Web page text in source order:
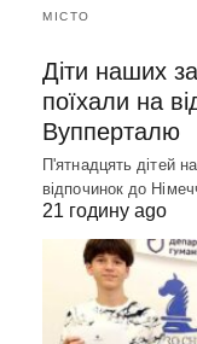
МІСТО
Діти наших
поїхали на
Вупперталю
П'ятнадцять дітей
відпочинок до
21 годину ago